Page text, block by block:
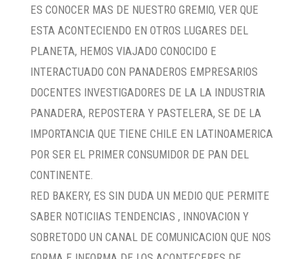
ES CONOCER MAS DE NUESTRO GREMIO, VER QUE
ESTA ACONTECIENDO EN OTROS LUGARES DEL
PLANETA, HEMOS VIAJADO CONOCIDO E
INTERACTUADO CON PANADEROS EMPRESARIOS
DOCENTES INVESTIGADORES DE LA LA INDUSTRIA
PANADERA, REPOSTERA Y PASTELERA, SE DE LA
IMPORTANCIA QUE TIENE CHILE EN LATINOAMERICA
POR SER EL PRIMER CONSUMIDOR DE PAN DEL
CONTINENTE.
RED BAKERY, ES SIN DUDA UN MEDIO QUE PERMITE
SABER NOTICIIAS TENDENCIAS , INNOVACION Y
SOBRETODO UN CANAL DE COMUNICACION QUE NOS